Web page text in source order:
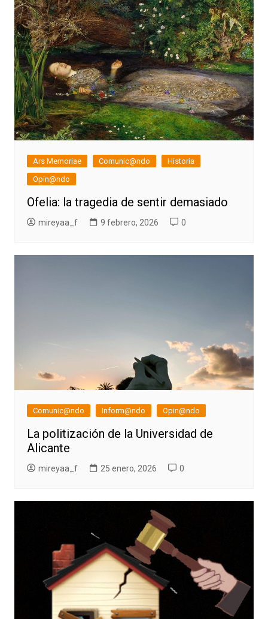
Ars Memoriae Comunic@ndo
Historia
Opin@ndo
Ofelia: la tragedia de sentir demasiado
mireyaa_f 9 febrero, 2026 0
Comunic@ndo Inform@ndo Opin@ndo
La politización de la Universidad de
Alicante
mireyaa_f 25 enero, 2026 0